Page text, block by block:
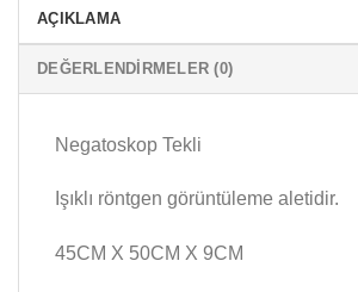
AÇIKLAMA
DEĞERLENDIRMELER (0)
Negatoskop Tekli
Işıklı röntgen görüntüleme aletidir.
45CM X 50CM X 9CM